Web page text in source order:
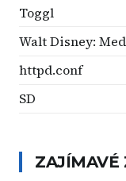
Toggl
Walt Disney:
httpd.conf
SD
ZAJÍMAVÉ